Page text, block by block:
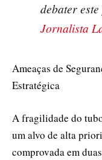
debater
Jornalista
Ameaças de
Estratégica
A fragilidade do
um alvo de alta
comprovada em